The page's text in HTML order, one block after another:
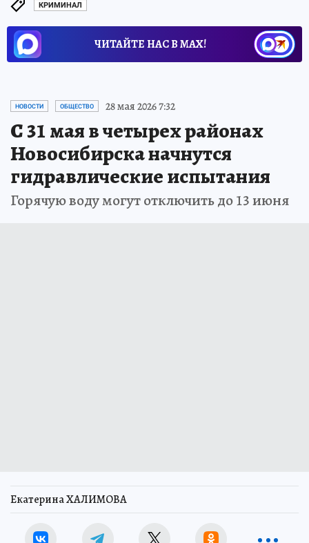
КРИМИНАЛ
ЧИТАЙТЕ НАС В МАХ!
НОВОСТИ ОБЩЕСТВО 28 мая 2026 7:32
С 31 мая в четырех районах
Новосибирска начнутся
гидравлические испытания
Горячую воду могут отключить до 13 июня
Екатерина ХАЛИМОВА